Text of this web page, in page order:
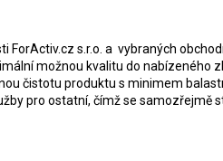
ForActiv.cz s.r.o. a vybraných
možnou kvalitu do nabízeného
čistotu produktu s minimem
pro ostatní, čímž se samozřejmě